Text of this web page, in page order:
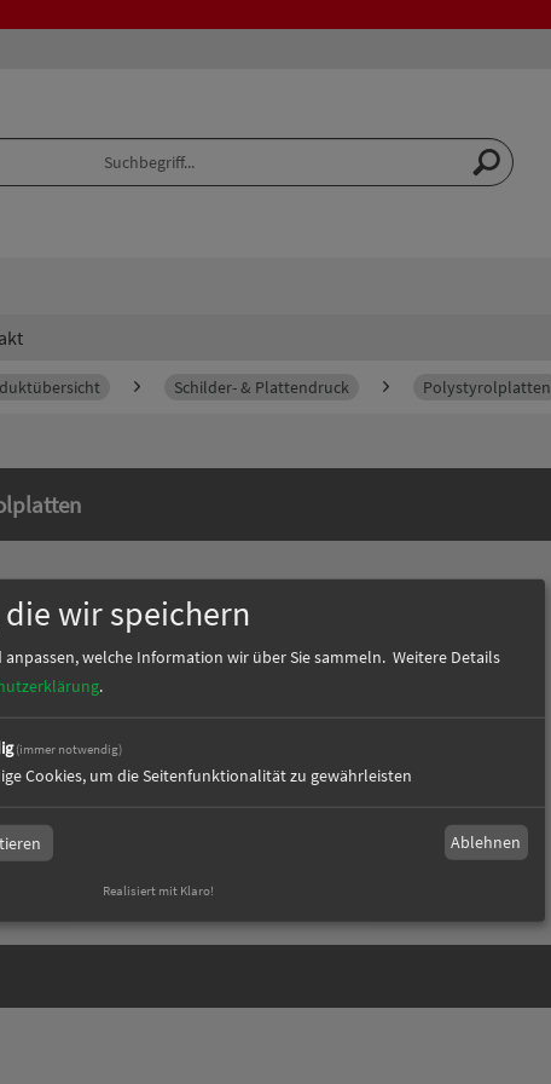
Schilder- & Plattendruck Polystyrolplatten
Polystyrolplatte, 1 mm
zum Artikel
wir speichern
anpassen, welche Information wir über Sie sammeln. Weitere Details
.
(immer notwendig)
Cookies, um die Seitenfunktionalität zu gewährleisten
Ablehnen
Realisiert mit Klaro!